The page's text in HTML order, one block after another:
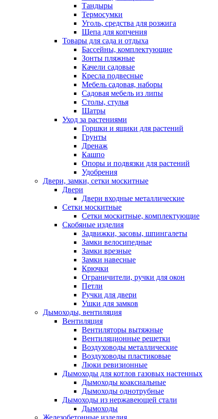
Тандыры
Термосумки
Уголь, средства для розжига
Щепа для копчения
Товары для сада и отдыха
Бассейны, комплектующие
Зонты пляжные
Качели садовые
Кресла подвесные
Мебель садовая, наборы
Садовая мебель из липы
Столы, стулья
Шатры
Уход за растениями
Горшки и ящики для растений
Грунты
Дренаж
Кашпо
Опоры и подвязки для растений
Удобрения
Двери, замки, сетки москитные
Двери
Двери входные металлические
Сетки москитные
Сетки москитные, комплектующие
Скобяные изделия
Задвижки, засовы, шпингалеты
Замки велосипедные
Замки врезные
Замки навесные
Крючки
Ограничители, ручки для окон
Петли
Ручки для двери
Ушки для замков
Дымоходы, вентиляция
Вентиляция
Вентиляторы вытяжные
Вентиляционные решетки
Воздуховоды металлические
Воздуховоды пластиковые
Люки ревизионные
Дымоходы для котлов газовых настенных
Дымоходы коаксиальные
Дымоходы однотрубные
Дымоходы из нержавеющей стали
Дымоходы
Железобетонные изделия